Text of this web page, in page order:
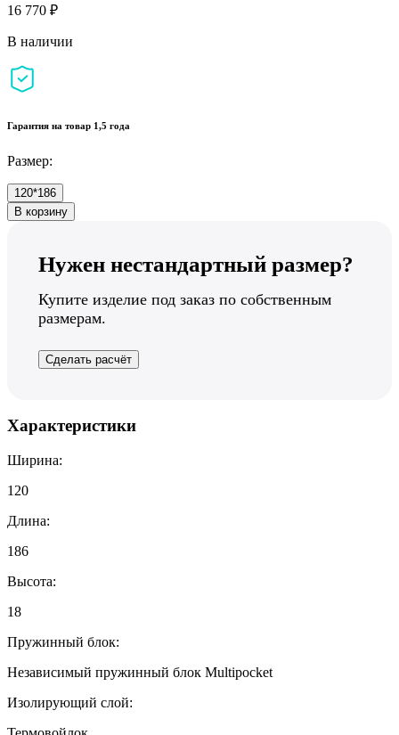
16 770 ₽
В наличии
Гарантия на товар 1,5 года
Размер:
120*186
В корзину
Нужен нестандартный размер?
Купите изделие под заказ по собственным
размерам.
Сделать расчёт
Характеристики
Ширина:
120
Длина:
186
Высота:
18
Пружинный блок:
Независимый пружинный блок Multipocket
Изолирующий слой: